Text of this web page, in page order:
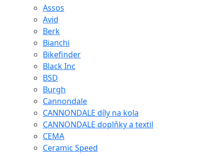
Assos
Avid
Berk
Bianchi
Bikefinder
Black Inc
BSD
Burgh
Cannondale
CANNONDALE díly na kola
CANNONDALE doplňky a textil
CEMA
Ceramic Speed